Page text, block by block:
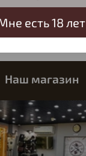
Наш магазин
есть 18 лет